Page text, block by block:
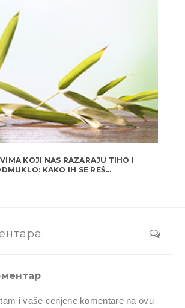
KOJI NAS RAZARAJU TIHO I
KAKO IH SE REŠ...
i vaše cenjene komentare na ovu